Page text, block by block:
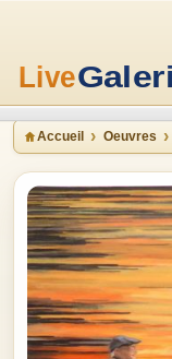
Accueil Oeuvres